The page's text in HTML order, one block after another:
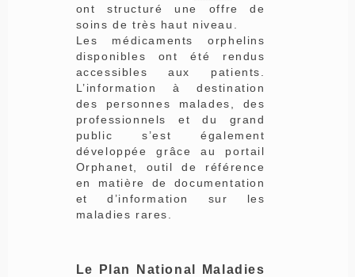
ont structuré une offre de
soins de très haut niveau.
Les médicaments orphelins
disponibles ont été rendus
accessibles aux patients.
L’information à destination
des personnes malades, des
professionnels et du grand
public s’est également
développée grâce au portail
Orphanet, outil de référence
en matière de documentation
et d’information sur les
maladies rares.
Le Plan National Maladies